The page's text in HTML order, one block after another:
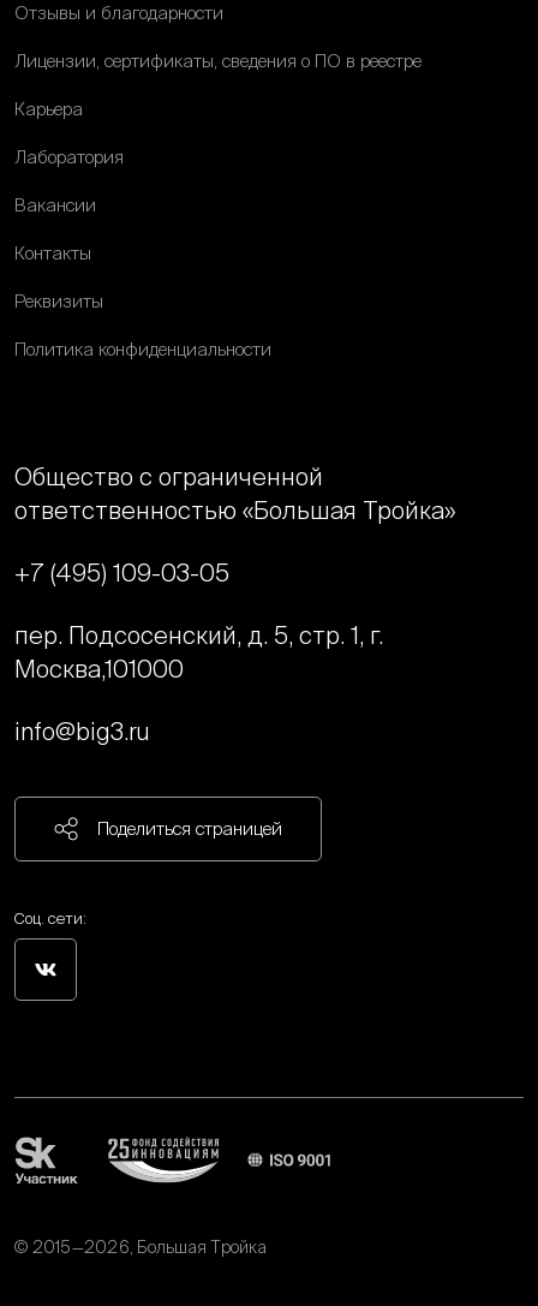
Отзывы и благодарности
Лицензии, сертификаты, сведения о ПО в реестре
Карьера
Лаборатория
Вакансии
Контакты
Реквизиты
Политика конфиденциальности
Общество с ограниченной
ответственностью «Большая Тройка»
+7 (495) 109-03-05
пер. Подсосенский, д. 5, стр. 1, г.
Москва,101000
info@big3.ru
Поделиться страницей
Соц. сети:
© 2015—2026, Большая Тройка